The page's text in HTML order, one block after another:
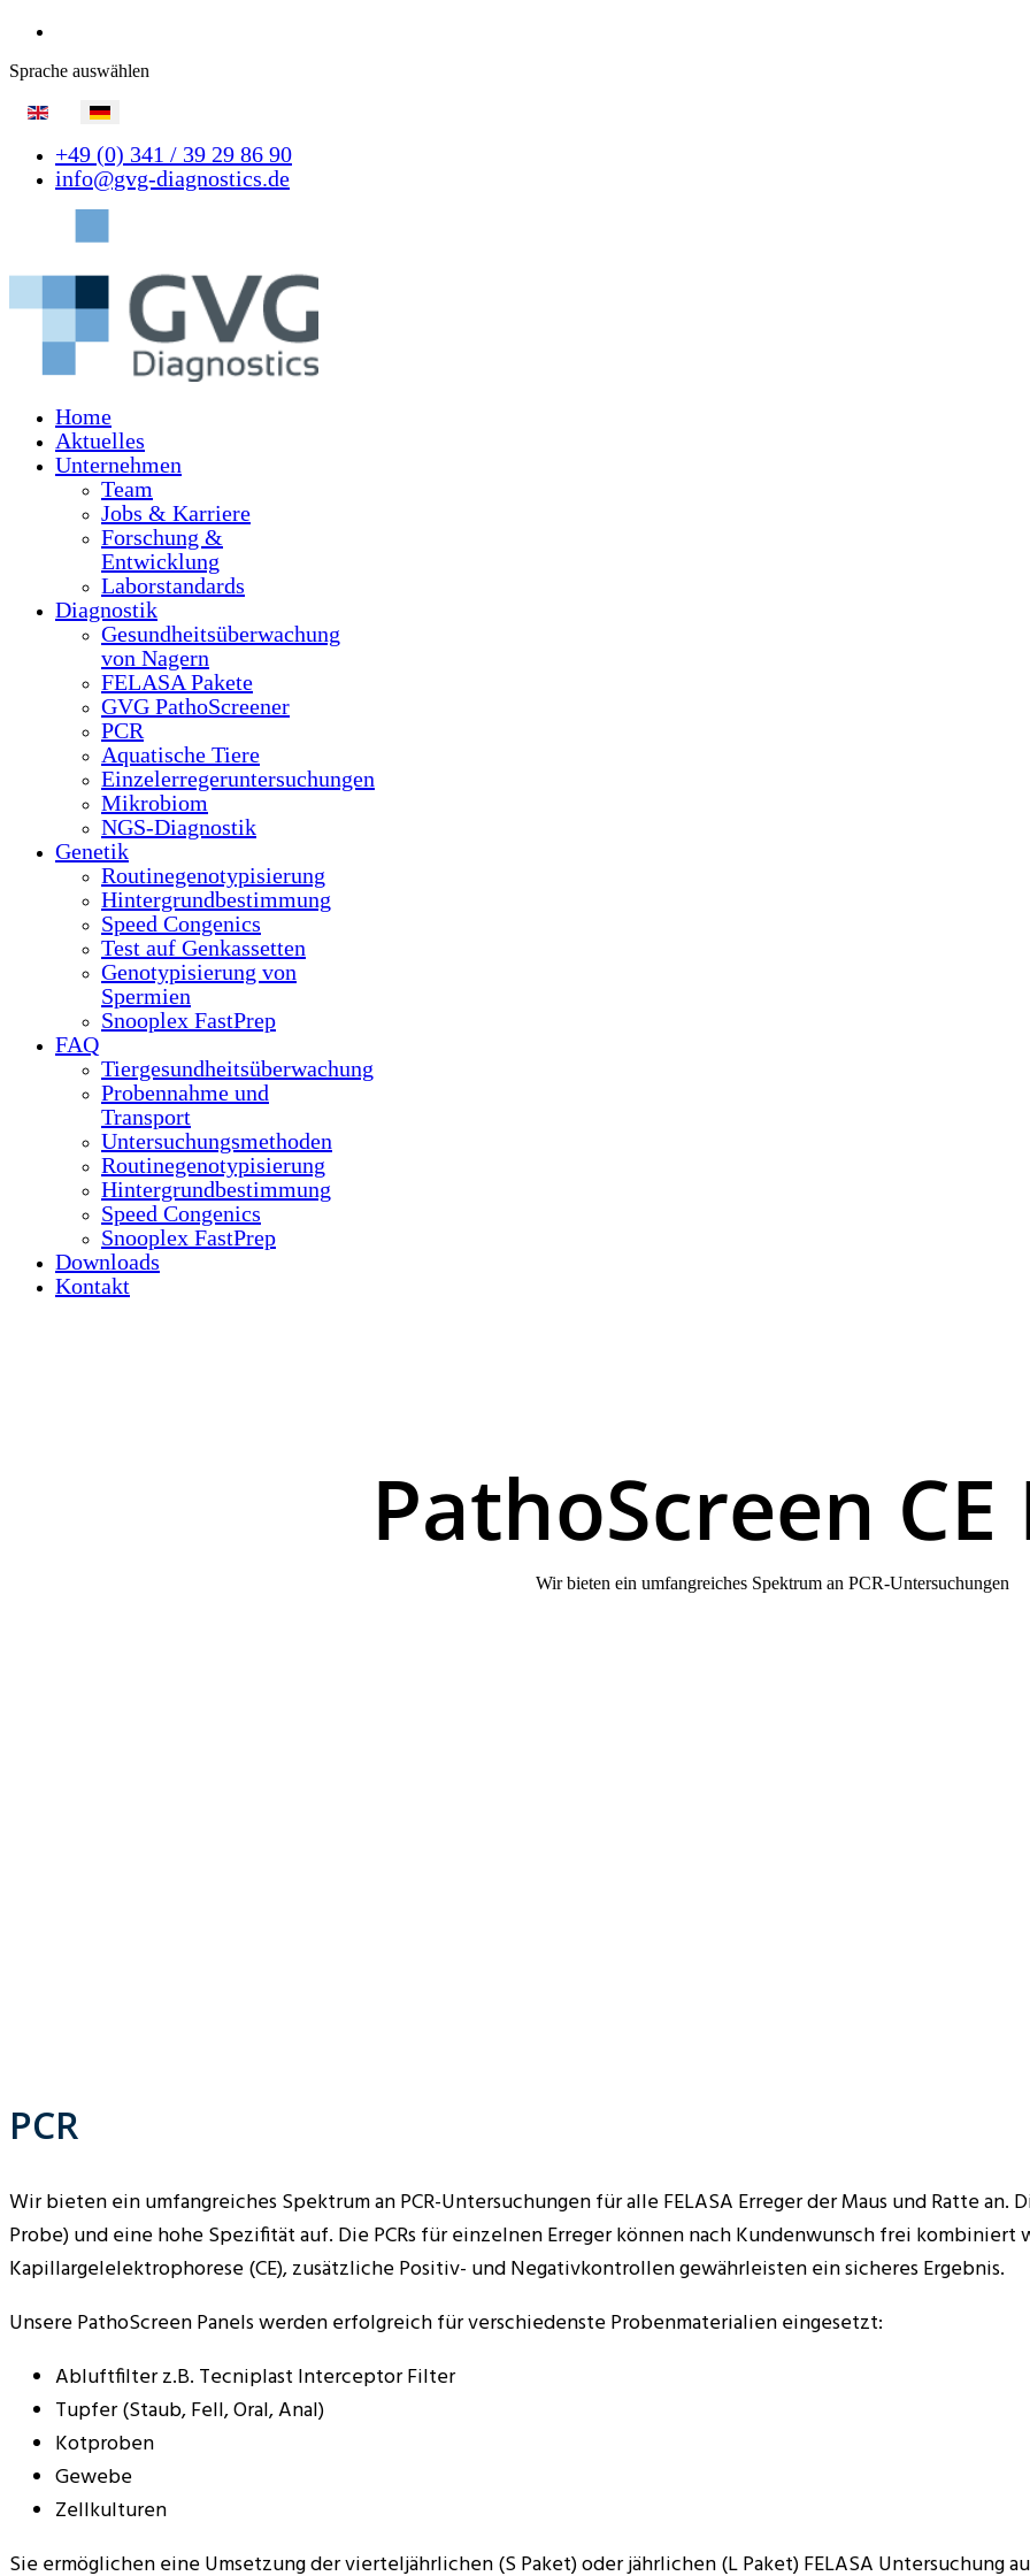
Sprache auswählen
+49 (0) 341 / 39 29 86 90
info@gvg-diagnostics.de
Home
Aktuelles
Unternehmen
Team
Jobs & Karriere
Forschung &
Entwicklung
Laborstandards
Diagnostik
Gesundheitsüberwachung
von Nagern
FELASA Pakete
GVG PathoScreener
PCR
Aquatische Tiere
Einzelerregeruntersuchungen
Mikrobiom
NGS-Diagnostik
Genetik
Routinegenotypisierung
Hintergrundbestimmung
Speed Congenics
Test auf Genkassetten
Genotypisierung von
Spermien
Snooplex FastPrep
FAQ
Tiergesundheitsüberwachung
Probennahme und
Transport
Untersuchungsmethoden
Routinegenotypisierung
Hintergrundbestimmung
Speed Congenics
Snooplex FastPrep
Downloads
Kontakt
PathoScreen CE
Wir bieten ein umfangreiches Spektrum an PCR-Untersuchungen
PCR
Wir bieten ein umfangreiches Spektrum an PCR-Untersuchungen für alle FELASA Erreger der Maus und Ratte an.
Probe) und eine hohe Spezifität auf. Die PCRs für einzelnen Erreger können nach Kundenwunsch frei
Kapillargelelektrophorese (CE), zusätzliche Positiv- und Negativkontrollen gewährleisten ein sicheres Ergebnis.
Unsere PathoScreen Panels werden erfolgreich für verschiedenste Probenmaterialien eingesetzt:
Abluftfilter z.B. Tecniplast Interceptor Filter
Tupfer (Staub, Fell, Oral, Anal)
Kotproben
Gewebe
Zellkulturen
Sie ermöglichen eine Umsetzung der vierteljährlichen (S Paket) oder jährlichen (L Paket) FELASA Untersuchung